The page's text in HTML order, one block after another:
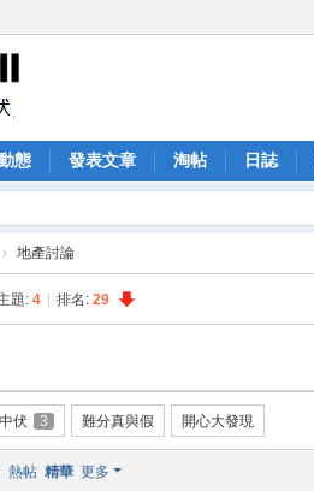
態 發表文章 淘帖 日誌
› 地產討論
題: 4 排名: 29
中伏 3 難分真與假 開心大發現
熱帖 精華 更多